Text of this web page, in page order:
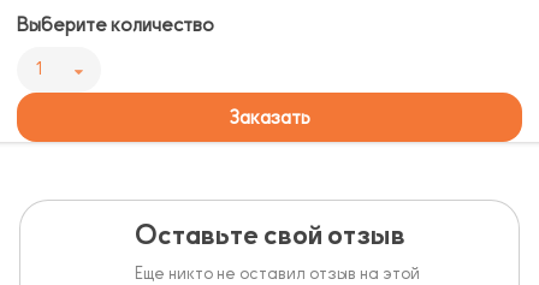
Выберите количество
1
Заказать
Оставьте свой отзыв
Еще никто не оставил отзыв на этой